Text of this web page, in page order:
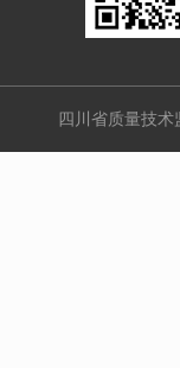
四川省质量技